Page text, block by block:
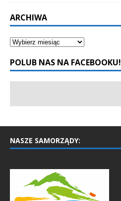
ARCHIWA
POLUB NAS NA FACEBOOKU!
NASZE SAMORZĄDY: